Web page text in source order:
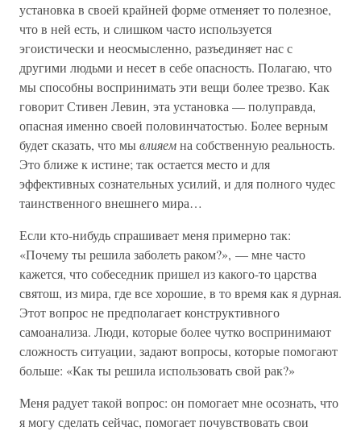
установка в своей крайней форме отменяет то полезное,
что в ней есть, и слишком часто используется
эгоистически и неосмысленно, разъединяет нас с
другими людьми и несет в себе опасность. Полагаю, что
мы способны воспринимать эти вещи более трезво. Как
говорит Стивен Левин, эта установка — полуправда,
опасная именно своей половинчатостью. Более верным
будет сказать, что мывлияемна собственную реальность.
Это ближе к истине; так остается место и для
эффективных сознательных усилий, и для полного чудес
таинственного внешнего мира…
Если кто-нибудь спрашивает меня примерно так:
«Почему ты решила заболеть раком?», — мне часто
кажется, что собеседник пришел из какого-то царства
святош, из мира, где все хорошие, в то время как я дурная.
Этот вопрос не предполагает конструктивного
самоанализа. Люди, которые более чутко воспринимают
сложность ситуации, задают вопросы, которые помогают
больше: «Как ты решила использовать свой рак?»
Меня радует такой вопрос: он помогает мне осознать, что
я могу сделать сейчас, помогает почувствовать свои